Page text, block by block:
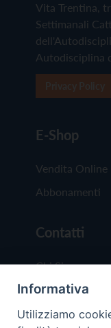
Vita Trentina,
Settimanali
Autodisciplina
E-Shop
Vendita Online
Abbonamenti
Contatti
Chi Siamo
Redazione
Scrivici
Informativa
Utilizziamo